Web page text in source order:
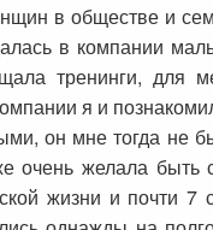
в обществе и
в компании
тренинги, для
я и
он мне тогда не
очень желала
жизни и почти